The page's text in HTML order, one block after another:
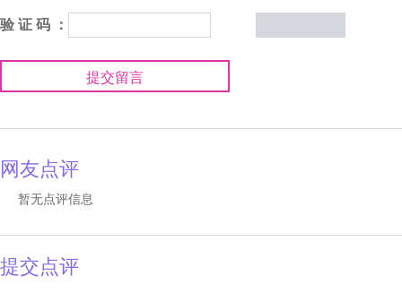
验 证 码 ：
提交留言
网友点评
暂无点评信息
提交点评